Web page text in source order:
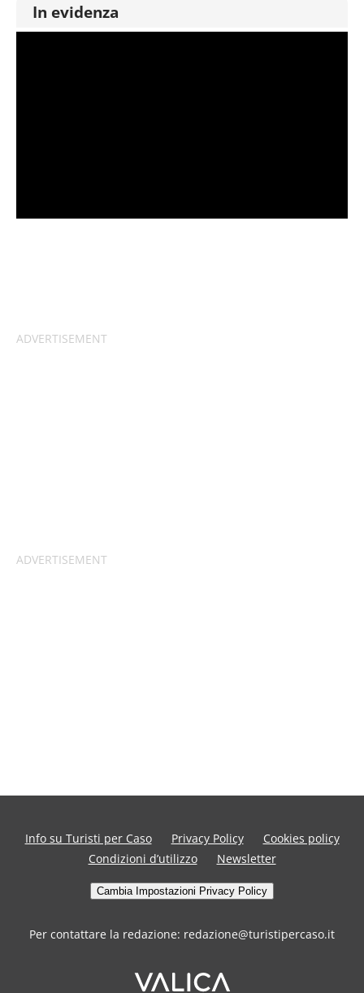
In evidenza
Info su Turisti per Caso Privacy Policy
Cookies policy
Condizioni d’utilizzo
Newsletter
Cambia Impostazioni Privacy Policy
Per contattare la redazione: redazione@turistipercaso.it